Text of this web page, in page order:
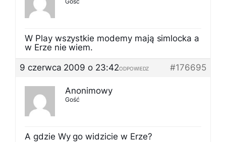
W Play wszystkie modemy mają simlocka a
w Erze nie wiem.
9 czerwca 2009 o 23:42
#176695
ODPOWIEDZ
Anonimowy
Gość
A gdzie Wy go widzicie w Erze?